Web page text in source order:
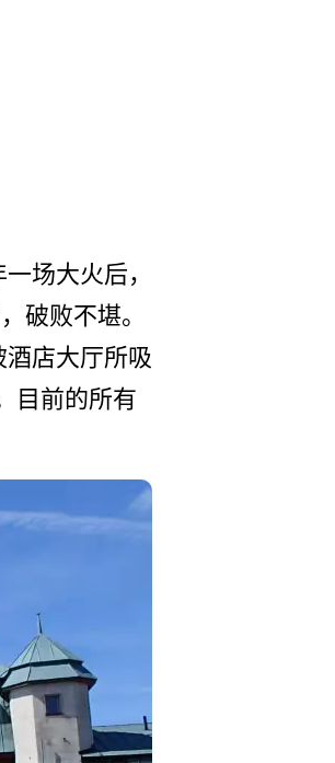
场大火后，
破败不堪。
店大厅所吸
目前的所有